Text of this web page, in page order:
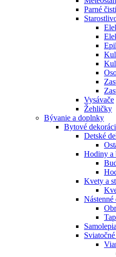
Parné
Vysávače
Žehličky
Bývanie a doplnky
Bytové
Detské
Hodiny a
Kvety a
Nástenné